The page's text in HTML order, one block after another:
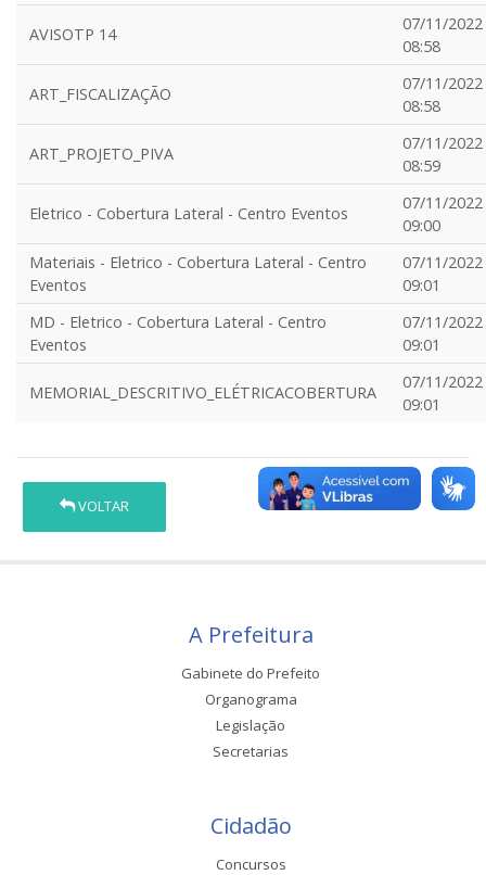
AVISOTP 14
07/11/2022
08:58
ART_FISCALIZAÇÃO
07/11/2022
08:58
ART_PROJETO_PIVA
07/11/2022
08:59
Eletrico - Cobertura Lateral - Centro Eventos
07/11/2022
09:00
Materiais - Eletrico - Cobertura Lateral - Centro
Eventos
07/11/2022
09:01
MD - Eletrico - Cobertura Lateral - Centro
Eventos
07/11/2022
09:01
MEMORIAL_DESCRITIVO_ELÉTRICACOBERTURA
07/11/2022
09:01
VOLTAR
A Prefeitura
Gabinete do Prefeito
Organograma
Legislação
Secretarias
Cidadão
Concursos